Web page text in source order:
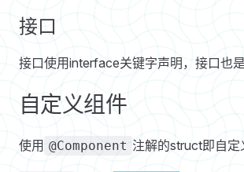
接口
接口使用interface关键字声明，接口也
自定义组件
使用 @Component 注解的struct即自定